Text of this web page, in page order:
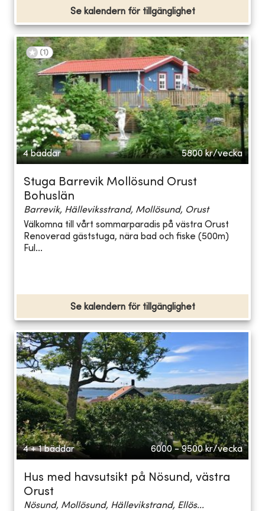
Se kalendern för tillgänglighet
(1 )
4 bäddar 5800 kr/vecka
Stuga Barrevik Mollösund Orust
Bohuslän
Barrevik, Hälleviksstrand, Mollösund, Orust
Välkomna till vårt sommarparadis på västra Orust
Renoverad gäststuga, nära bad och fiske (500m)
Ful...
Se kalendern för tillgänglighet
4 + 1 bäddar 6000 - 9500 kr/vecka
Hus med havsutsikt på Nösund, västra
Orust
Nösund, Mollösund, Hällevikstrand, Ellös...